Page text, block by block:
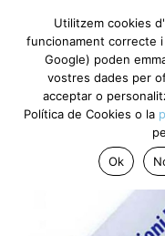
Utilitzem cookies
funcionament
(inclòs Google) poden
les vostres dades per
acceptar o
Política de Cookies o
Google
Ok
No